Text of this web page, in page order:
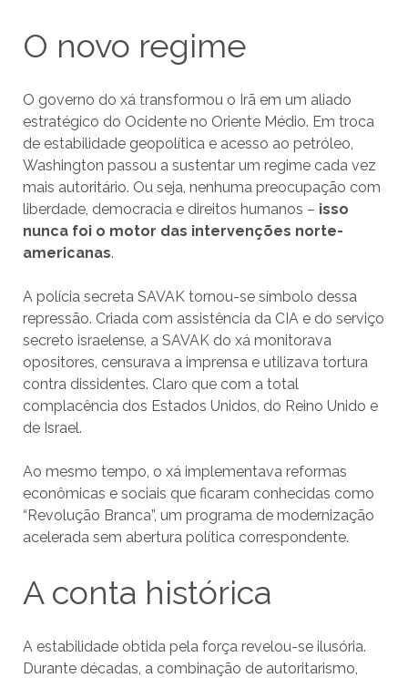
O novo regime
O governo do xá transformou o Irã em um aliado
estratégico do Ocidente no Oriente Médio. Em troca
de estabilidade geopolítica e acesso ao petróleo,
Washington passou a sustentar um regime cada vez
mais autoritário. Ou seja, nenhuma preocupação com
liberdade, democracia e direitos humanos – isso
nunca foi o motor das intervenções norte-
americanas.
A polícia secreta SAVAK tornou-se símbolo dessa
repressão. Criada com assistência da CIA e do serviço
secreto israelense, a SAVAK do xá monitorava
opositores, censurava a imprensa e utilizava tortura
contra dissidentes. Claro que com a total
complacência dos Estados Unidos, do Reino Unido e
de Israel.
Ao mesmo tempo, o xá implementava reformas
econômicas e sociais que ficaram conhecidas como
“Revolução Branca”, um programa de modernização
acelerada sem abertura política correspondente.
A conta histórica
A estabilidade obtida pela força revelou-se ilusória.
Durante décadas, a combinação de autoritarismo,